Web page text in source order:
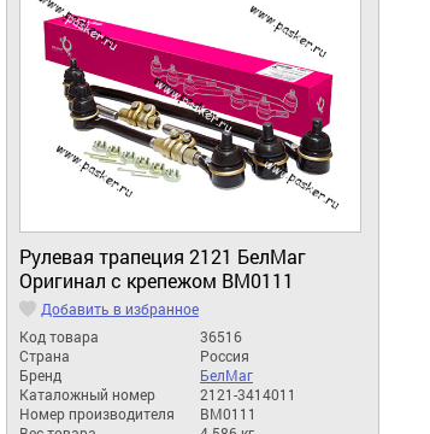
Рулевая трапеция 2121 БелМаг
Оригинал с крепежом BM0111
Добавить в избранное
Код товара
36516
Страна
Россия
Бренд
БелМаг
Каталожный номер
2121-3414011
Номер производителя
BM0111